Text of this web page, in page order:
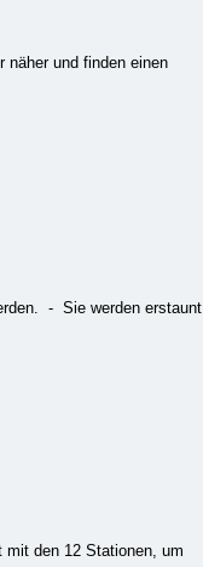
näher und finden einen
- Sie werden erstaunt
mit den 12 Stationen, um